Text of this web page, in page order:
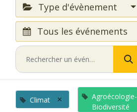
Type d'évènement
Tous les événements
Climat ×
Agroécologie-
Biodiversité